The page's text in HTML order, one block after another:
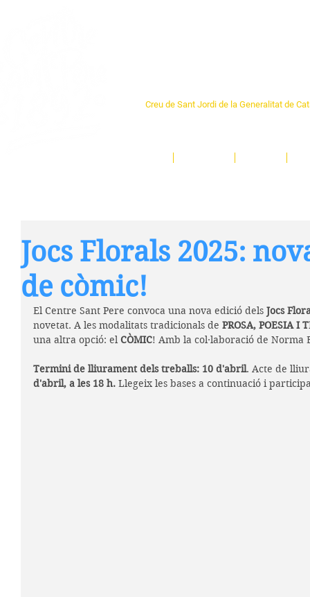
Creu de Sant Jordi de la Generalitat de
Jocs Florals 2025:
de còmic!
El Centre Sant Pere convoca una nova edició dels Jocs
novetat. A les modalitats tradicionals de PROSA, POESIA I
una altra opció: el CÒMIC! Amb la col·laboració de Norma
Termini de lliurament dels treballs: 10 d'abril. Acte de
d'abril, a les 18 h. Llegeix les bases a continuació i